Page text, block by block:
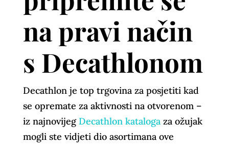
na pravi način
s Decathlonom
Decathlon je top trgovina za posjetiti kad
se opremate za aktivnosti na otvorenom –
iz najnovijeg Decathlon katalogaza ožujak
mogli ste vidjeti dio asortimana ove